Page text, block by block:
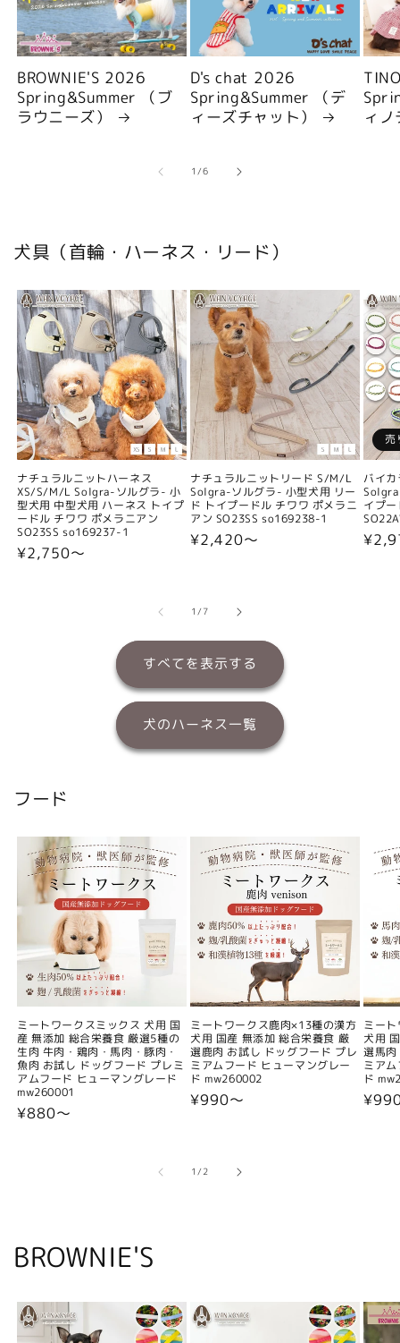
BROWNIE'S 2026
Spring&Summer （ブ
ラウニーズ）
D's chat 2026
Spring&Summer （デ
ィーズチャット）
ィ
1/の
6
犬具（首輪・ハーネス・リード）
ナチュラルニットハーネス
XS/S/M/L Solgra-ソルグラ- 小
型犬用 中型犬用 ハーネス トイプ
ードル チワワ ポメラニアン
SO23SS so169237-1
通
¥2,750〜
ナチュラルニットリード S/M/L
Solgra-ソルグラ- 小型犬用 リー
ド トイプードル チワワ ポメラニ
アン SO23SS so169238-1
通
¥2,420〜
売
バイ
イプ
通
1/の
7
すべてを表示する
犬のハーネス一覧
フード
ミートワークスミックス 犬用 国
産 無添加 総合栄養食 厳選5種の
生肉 牛肉・鶏肉・馬肉・豚肉・
魚肉 お試し ドッグフード プレミ
アムフード ヒューマングレード
mw260001
通
¥880〜
ミートワークス鹿肉×13種の漢方
犬用 国産 無添加 総合栄養食 厳
選鹿肉 お試し ドッグフード プレ
ミアムフード ヒューマングレー
ド mw260002
通
¥990〜
ミー
犬用
選馬
ミア
ド
通
1/の
2
BROWNIE'S